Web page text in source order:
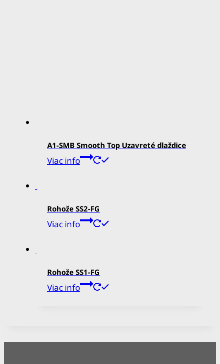
A1-SMB Smooth Top Uzavreté dlaždice
Viac info
Rohože SS2-FG
Viac info
Rohože SS1-FG
Viac info